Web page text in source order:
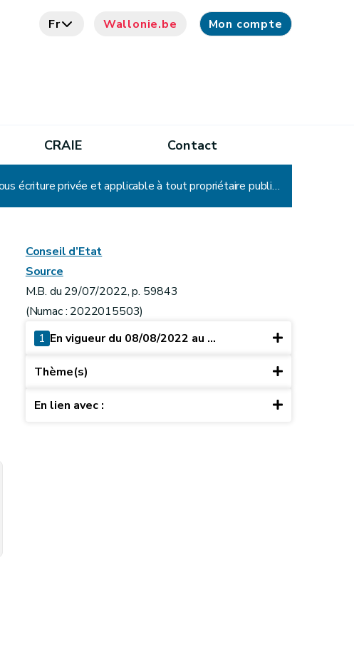
Fr Wallonie.be Mon compte
CRAIE Contact
Arrêté ministériel établissant un modèle-type de contrat de bail à ferme de courte durée conclu sous écriture privée et applicable à tout propriétaire public en vertu de l'article 2 de l'arrêté du Gouvernement wallon du 20 juin 2019 déterminant le contenu minimal de l'état des lieux en matière de bail à ferme et précisant les clauses prévues à l'article 24 de la loi sur le bail à ferme
Conseil d’Etat
Source
M.B. du 29/07/2022, p. 59843
(Numac : 2022015503)
1 En vigueur du 08/08/2022 au ...
Thème(s)
En lien avec :